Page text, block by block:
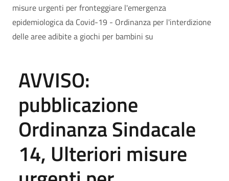
misure urgenti per fronteggiare l'emergenza
epidemiologica da Covid-19 - Ordinanza per l'interdizione
delle aree adibite a giochi per bambini su
AVVISO:
pubblicazione
Ordinanza Sindacale
14, Ulteriori misure